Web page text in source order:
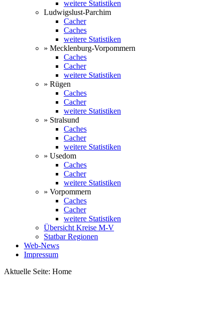
weitere Statistiken
Ludwigslust-Parchim
Cacher
Caches
weitere Statistiken
» Mecklenburg-Vorpommern
Caches
Cacher
weitere Statistiken
» Rügen
Caches
Cacher
weitere Statistiken
» Stralsund
Caches
Cacher
weitere Statistiken
» Usedom
Caches
Cacher
weitere Statistiken
» Vorpommern
Caches
Cacher
weitere Statistiken
Übersicht Kreise M-V
Statbar Regionen
Web-News
Impressum
Aktuelle Seite: Home